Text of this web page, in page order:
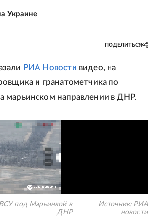
Украине
ПОДЕЛИТЬСЯ
РИА Новости видео, на
и гранатометчика по
марьинском направлении в ДНР.
под Марьинкой в
ДНР
Источник: РИА
новости